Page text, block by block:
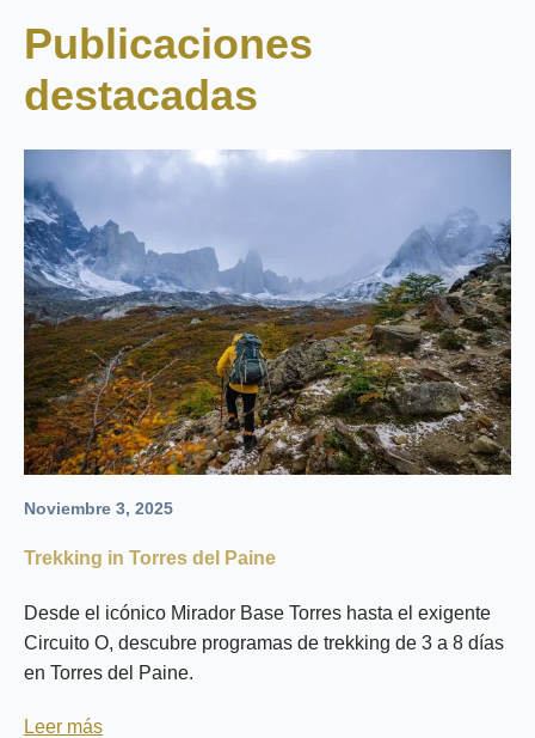
Publicaciones
destacadas
Noviembre 3, 2025
Trekking in Torres del Paine
Desde el icónico Mirador Base Torres hasta el exigente
Circuito O, descubre programas de trekking de 3 a 8 días
en Torres del Paine.
Leer más